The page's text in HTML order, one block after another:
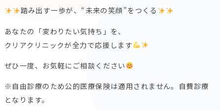
踏み出す一歩が、“未来の笑顔”をつくる
あなたの「変わりたい気持ち」を、
クリアクリニックが全力で応援します
ぜひ一度、お気軽にご相談ください
※自由診療のため公的医療保険は適用されません。自費診療
となります。